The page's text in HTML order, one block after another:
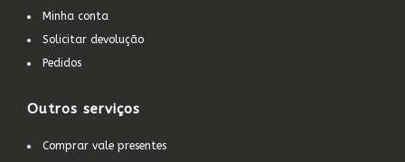
Minha conta
Solicitar devolução
Pedidos
Outros serviços
Comprar vale presentes